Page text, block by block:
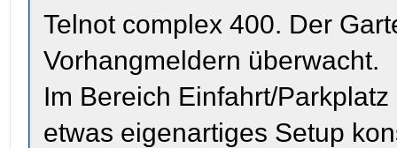
Telnot complex 400. Der
Vorhangmeldern überwacht.
Im Bereich Einfahrt/
etwas eigenartiges Setup